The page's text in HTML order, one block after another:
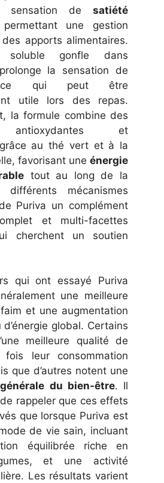
sensation de satiété
une gestion
apports alimentaires.
gonfle dans
la sensation de
ce qui peut être
utile lors des repas.
la formule combine des
antioxydantes et
au thé vert et à la
favorisant une énergie
tout au long de la
différents mécanismes
Puriva un complément
et multi-facettes
cherchent un soutien
qui ont essayé Puriva
une meilleure
et une augmentation
global. Certains
meilleure qualité de
fois leur consommation
que d’autres notent une
du bien-être. Il
rappeler que ces effets
que lorsque Puriva est
de vie sain, incluant
équilibrée riche en
et une activité
Les résultats varient